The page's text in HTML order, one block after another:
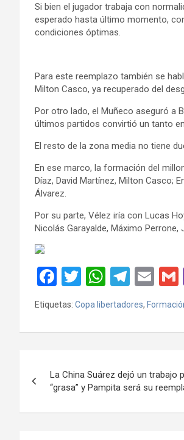
Si bien el jugador trabaja con
esperado hasta último momento,
condiciones óptimas.
Para este reemplazo también se
Milton Casco, ya recuperado del
Por otro lado, el Muñeco aseguró a
últimos partidos convirtió un tanto
El resto de la zona media no tiene
En ese marco, la formación del
Díaz, David Martínez, Milton Casco;
Álvarez.
Por su parte, Vélez iría con Lucas
Nicolás Garayalde, Máximo
F
a
ce
b
o
k
T
wi
tt
er
W
h
at
s
p
p
T
e
gr
m
E
ail
Etiquetas: Copa libertadores,
de
entradas
La China Suárez dejó un trabajo
“grasa” y Pampita será su